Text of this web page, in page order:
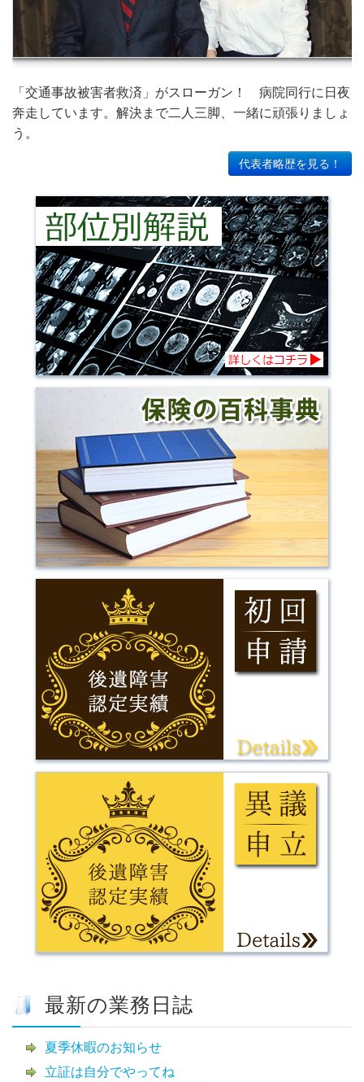
「交通事故被害者救済」がスローガン！ 病院同行に日夜
奔走しています。解決まで二人三脚、一緒に頑張りましょ
う。
代表者略歴を見る！
最新の業務日誌
夏季休暇のお知らせ
立証は自分でやってね